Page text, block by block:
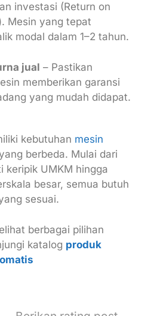
investasi (Return on
Mesin yang tepat
modal dalam 1–2 tahun.
jual – Pastikan
memberikan garansi
yang mudah didapat.
kebutuhan mesin
berbeda. Mulai dari
keripik UMKM hingga
besar, semua butuh
sesuai.
berbagai pilihan
katalog produk